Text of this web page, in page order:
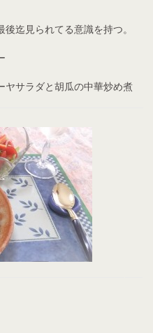
迄見られてる意識を持つ。
ヤサラダと胡瓜の中華炒め煮